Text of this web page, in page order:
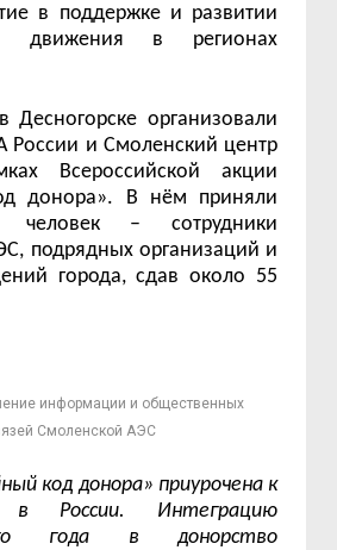
в поддержке и развитии
движения в регионах
организовали
и Смоленский центр
Всероссийской акции
донора». В нём приняли
человек – сотрудники
подрядных организаций и
города, сдав около 55
информации и общественных
Смоленской АЭС
код донора» приурочена к
в России. Интеграцию
года в донорство